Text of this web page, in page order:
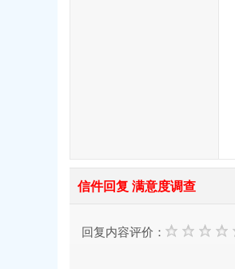
信件回复 满意度调查
回复内容评价：